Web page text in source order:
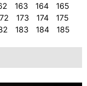
163 164
165
173 174
175
183 184
185